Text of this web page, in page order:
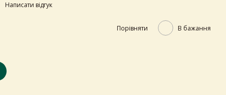
Написати відгук
Порівняти В бажання